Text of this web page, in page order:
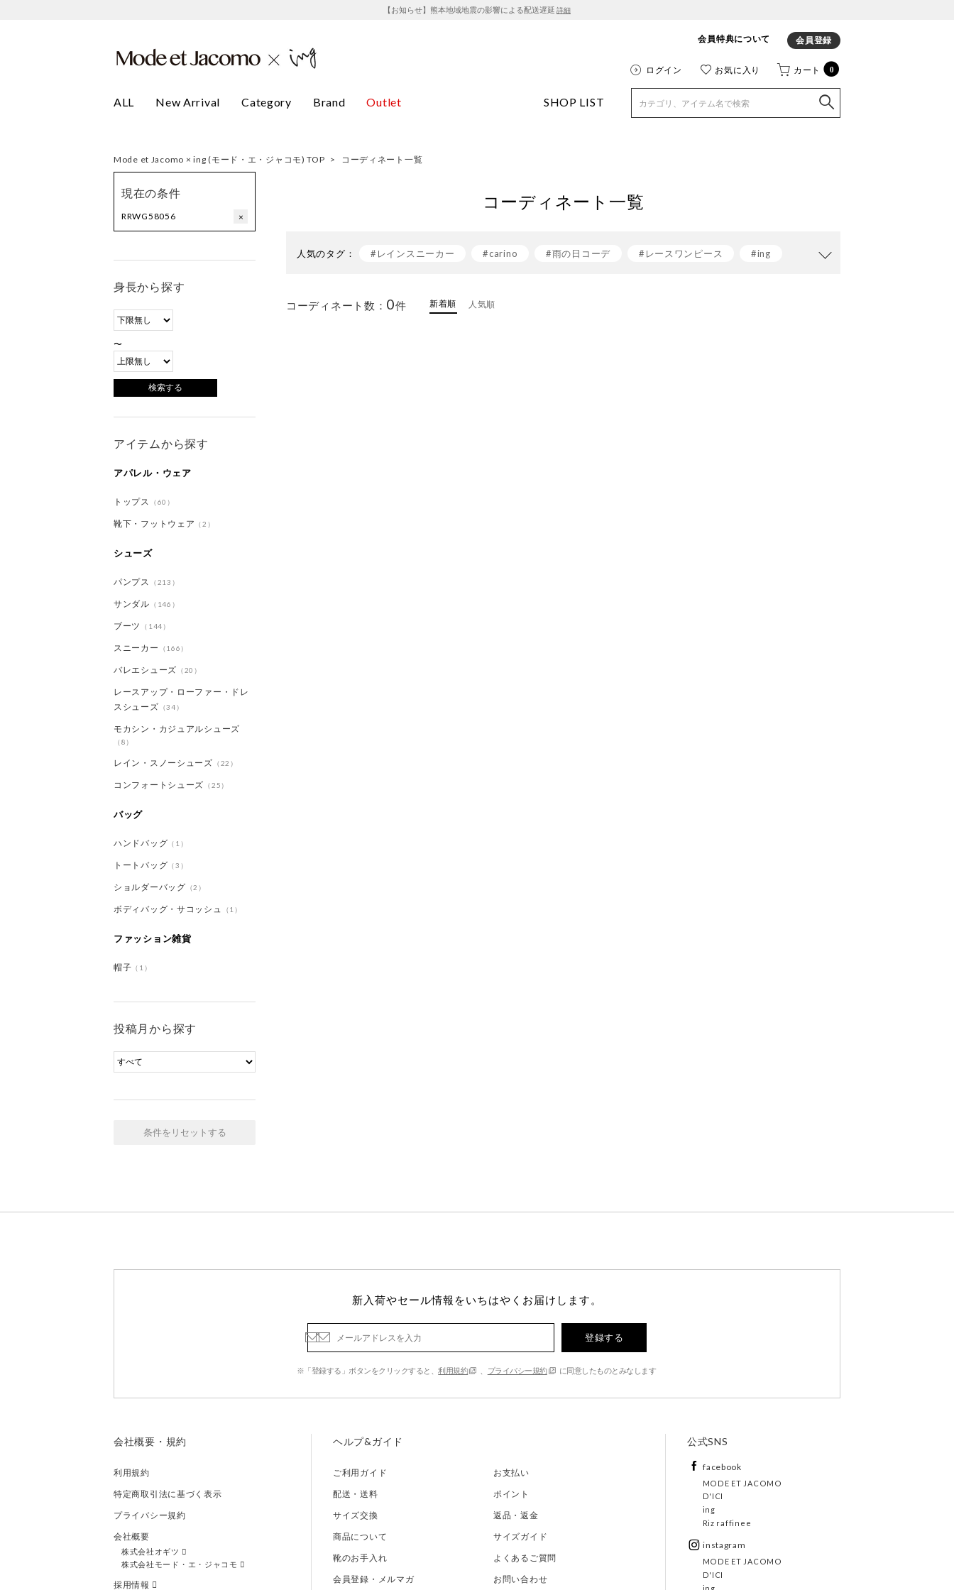
【お知らせ】熊本地域地震の影響による配送遅延 詳細
会員特典について 会員登録
ログイン お気に入り カート 0
ALL New Arrival Category Brand Outlet SHOP LIST
Mode et Jacomo × ing (モード・エ・ジャコモ) TOP > コーディネート一覧
現在の条件
RRWG58056 ×
身長から探す
〜
アイテムから探す
アパレル・ウェア
トップス （60）
靴下・フットウェア （2）
シューズ
パンプス （213）
サンダル （146）
ブーツ （144）
スニーカー （166）
バレエシューズ （20）
レースアップ・ローファー・ドレ
スシューズ （34）
モカシン・カジュアルシューズ
（8）
レイン・スノーシューズ （22）
コンフォートシューズ （25）
バッグ
ハンドバッグ （1）
トートバッグ （3）
ショルダーバッグ （2）
ボディバッグ・サコッシュ （1）
ファッション雑貨
帽子 （1）
投稿月から探す
条件をリセットする
コーディネート一覧
人気のタグ： #レインスニーカー #carino #雨の日コーデ #レースワンピース
#ing
コーディネート数： 0件 新着順 人気順
新入荷やセール情報をいちはやくお届けします。
登録する
※「登録する」ボタンをクリックすると、利用規約 プライバシー規約 に同意したものとみなします
会社概要・規約
利用規約
特定商取引法に基づく表示
プライバシー規約
会社概要
株式会社オギツ
株式会社モード・エ・ジャコモ
採用情報
ヘルプ&ガイド
ご利用ガイド
お支払い
配送・送料
ポイント
サイズ交換
返品・返金
商品について
サイズガイド
靴のお手入れ
よくあるご質問
会員登録・メルマガ
お問い合わせ
公式SNS
facebook
MODE ET JACOMO
D'ICI
ing
Riz raffinee
instagram
MODE ET JACOMO
D'ICI
ing